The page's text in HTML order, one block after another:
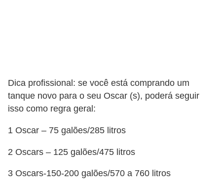
Dica profissional: se você está comprando um
tanque novo para o seu Oscar (s), poderá seguir
isso como regra geral:
1 Oscar – 75 galões/285 litros
2 Oscars – 125 galões/475 litros
3 Oscars-150-200 galões/570 a 760 litros
a
i
s
d
e
s